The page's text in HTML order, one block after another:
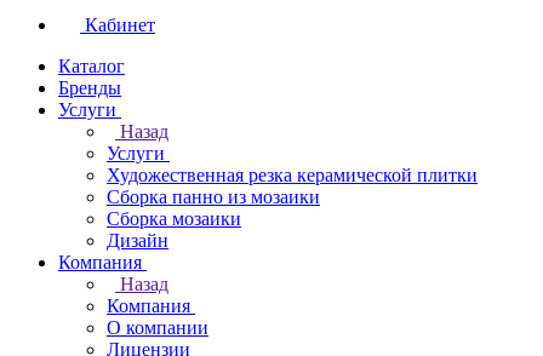
Кабинет
Каталог
Бренды
Услуги
Назад
Услуги
Художественная резка керамической плитки
Сборка панно из мозаики
Сборка мозаики
Дизайн
Компания
Назад
Компания
О компании
Лицензии